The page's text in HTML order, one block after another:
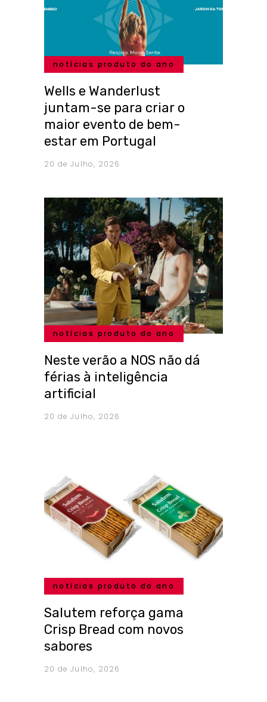
notícias produto do ano
Wells e Wanderlust
juntam-se para criar o
maior evento de bem-
estar em Portugal
20 de Julho, 2026
notícias produto do ano
Neste verão a NOS não dá
férias à inteligência
artificial
20 de Julho, 2026
notícias produto do ano
Salutem reforça gama
Crisp Bread com novos
sabores
20 de Julho, 2026